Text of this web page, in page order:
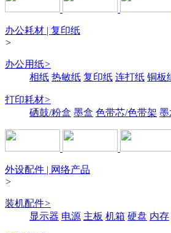
办公耗材 | 复印纸
>
办公用纸>
相纸 热敏纸 复印纸 连打纸 铜板
打印耗材>
硒鼓/粉盒 墨盒 色带芯/色带架 墨
外设配件 | 网络产品
>
装机配件>
显示器 电源 主板 机箱 硬盘 内存